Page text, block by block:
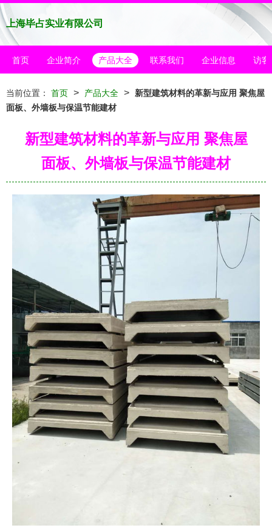
上海毕占实业有限公司
首页 企业简介 产品大全 联系我们 企业信息 访客
当前位置： 首页 > 产品大全 >
新型建筑材料的革新与应用 聚焦屋
面板、外墙板与保温节能建材
新型建筑材料的革新与应用 聚焦屋
面板、外墙板与保温节能建材